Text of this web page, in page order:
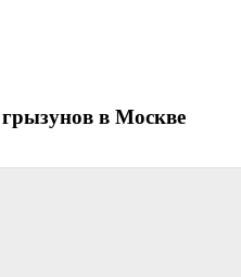
в Москве